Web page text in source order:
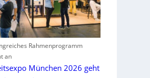
Rahmenprogramm
an
München 2026 geht